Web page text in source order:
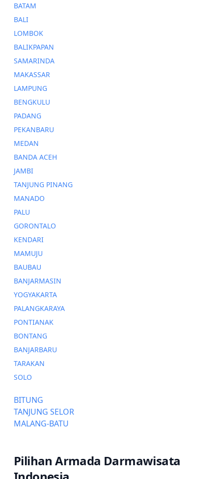
BATAM
BALI
LOMBOK
BALIKPAPAN
SAMARINDA
MAKASSAR
LAMPUNG
BENGKULU
PADANG
PEKANBARU
MEDAN
BANDA ACEH
JAMBI
TANJUNG PINANG
MANADO
PALU
GORONTALO
KENDARI
MAMUJU
BAUBAU
BANJARMASIN
YOGYAKARTA
PALANGKARAYA
PONTIANAK
BONTANG
BANJARBARU
TARAKAN
SOLO
BITUNG
TANJUNG SELOR
MALANG-BATU
Pilihan Armada Darmawisata